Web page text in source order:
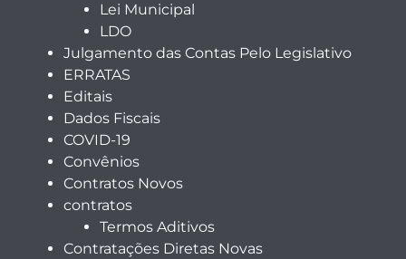
Lei Municipal
LDO
Julgamento das Contas Pelo Legislativo
ERRATAS
Editais
Dados Fiscais
COVID-19
Convênios
Contratos Novos
contratos
Termos Aditivos
Contratações Diretas Novas